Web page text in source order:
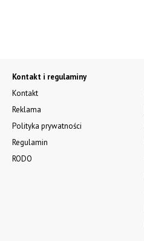
Kontakt i regulaminy
Kontakt
Reklama
Polityka prywatności
Regulamin
RODO